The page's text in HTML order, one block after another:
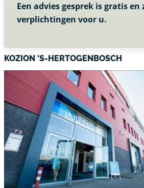
Een advies gesprek is gratis en
verplichtingen voor u.
KOZION ‘S-HERTOGENBOSCH